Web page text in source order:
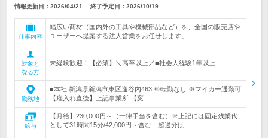
情報更新日：2026/04/21 終了予定日： 2026/10/19
仕事内容
幅広い商材（国内外の工具や機械部品など）を、全国の販売店や
ユーザーへ提案する法人営業をお任せします。
対象と
なる方
未経験歓迎！【必須】＼高卒以上／■社会人経験1年以上
勤務地
■本社 新潟県新潟市東区逢谷内463 ※転勤なし ※マイカー通勤可
【雇入れ直後】上記事業所 【変…
給与
【月給】230,000円～（一律手当を含む）※上記には固定残業代
として31時間15分/42,000円～含む 超過分は…